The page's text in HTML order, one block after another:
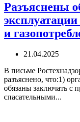
Разъяснены
и
21.04.2025
В письме
разъяснено, что:1)
обязаны заключать с
спасательными...